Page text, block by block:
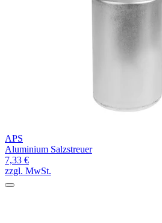
APS
Aluminium Salzstreuer
7,33 €
zzgl. MwSt.